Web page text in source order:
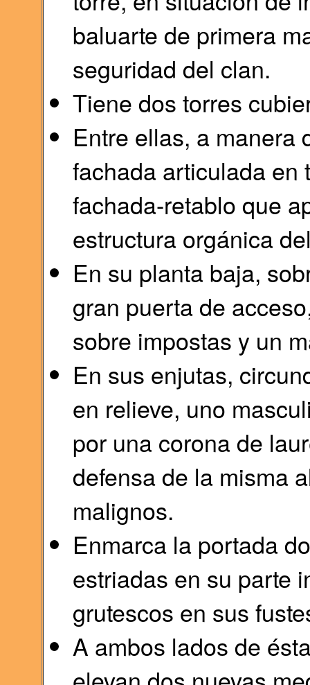
baluarte de primera
seguridad del clan.
Tiene dos torres
Entre ellas, a manera
fachada articulada en
fachada-retablo que
estructura orgánica
En su planta baja,
gran puerta de
sobre impostas y un
En sus enjutas,
en relieve, uno
por una corona de
defensa de la misma
malignos.
Enmarca la portada
estriadas en su parte
grutescos en sus
A ambos lados de